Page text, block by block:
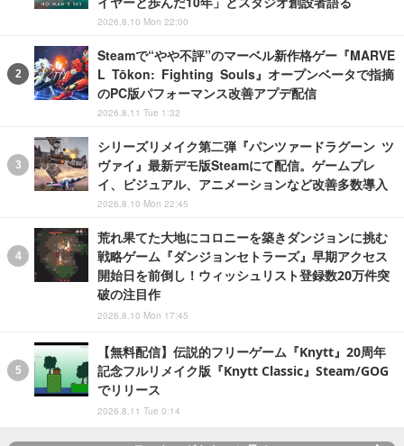
2026.8.10 Mon 22:00
Steamで“やや不評”のマーベル新作格ゲー『MARVE
L Tōkon: Fighting Souls』オープンベータで指摘
のPC版パフォーマンス改善アプデ配信
2026.8.11 Tue 1:32
シリーズリメイク第二弾『パンツァードラグーン ツ
ヴァイ』最新デモ版Steamにて配信。ゲームプレ
イ、ビジュアル、アニメーションなど改善多数導入
2026.8.10 Mon 22:45
荒れ果てた大地にコロニーを築きダンジョンに挑む
戦略ゲーム『ダンジョンセトラーズ』早期アクセス
開始日を前倒し！ウィッシュリスト登録数20万件突
破の注目作
2026.8.10 Mon 17:45
【無料配信】伝説的フリーゲーム『Knytt』20周年
記念フルリメイク版『Knytt Classic』Steam/GOG
でリリース
2026.8.11 Tue 0:14